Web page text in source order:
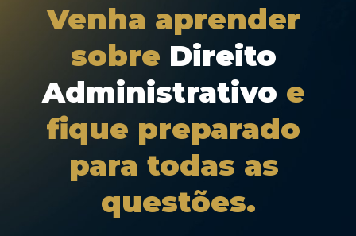
Venha aprender
sobre Direito
Administrativo e
fique preparado
para todas as
questões.